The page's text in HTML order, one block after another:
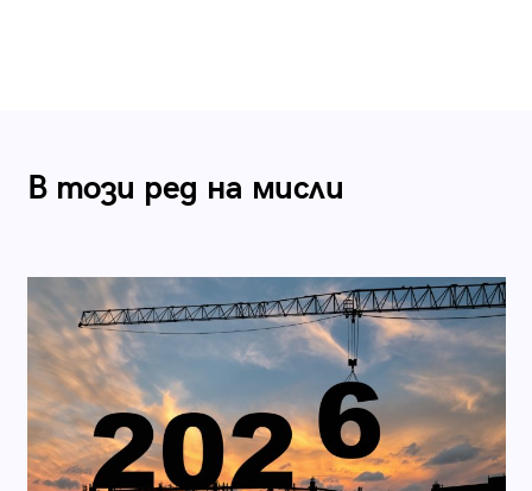
В този ред на мисли